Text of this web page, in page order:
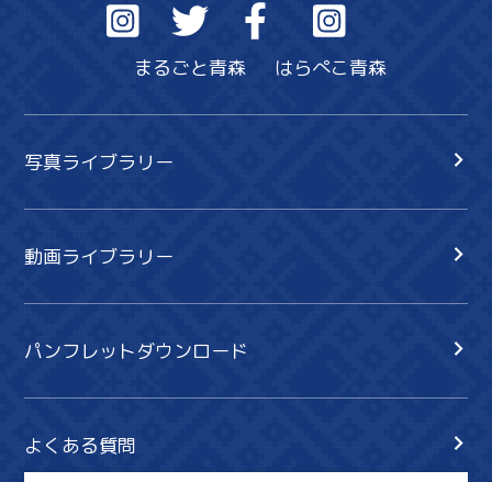
まるごと青森 はらぺこ青森
写真ライブラリー
動画ライブラリー
パンフレットダウンロード
よくある質問